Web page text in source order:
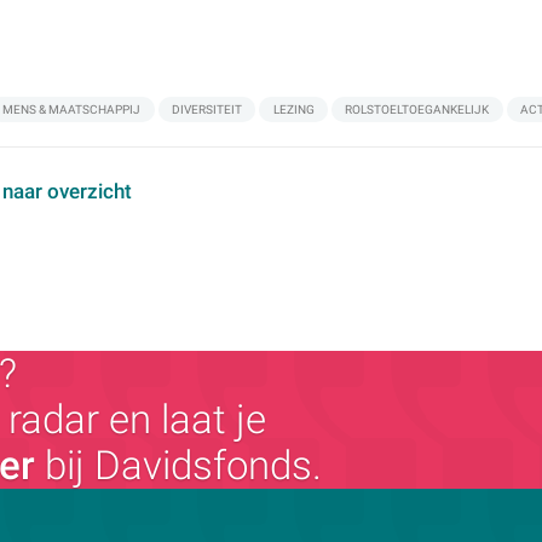
MENS & MAATSCHAPPIJ DIVERSITEIT LEZING ROLSTOELTOEGANKELIJK
overzicht
en laat je
bij Davidsfonds.